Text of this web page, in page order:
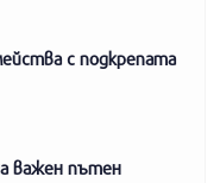
с подкрепата
важен пътен